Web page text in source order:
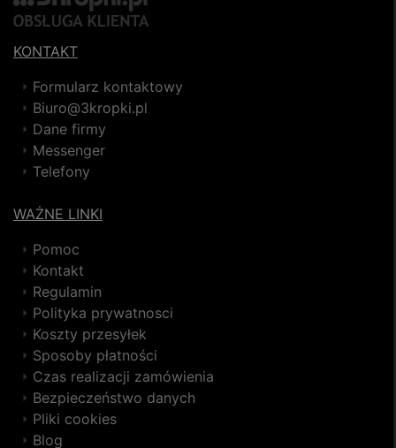
KONTAKT
Formularz kontaktowy
Biuro@3kropki.pl
Dane firmy
Messenger
Telefony
WAŻNE LINKI
Pomoc
Kontakt
Regulamin
Polityka prywatnosci
Koszty przesyłek
Sposoby płatności
Czas realizacji zamówienia
Bezpieczeństwo danych
Pliki cookies
Blog